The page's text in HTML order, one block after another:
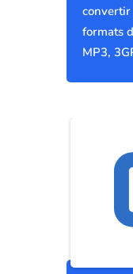
formats
MP3,